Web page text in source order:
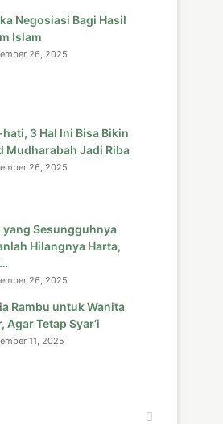
Negosiasi Bagi Hasil
Islam
26, 2025
3 Hal Ini Bisa Bikin
Mudharabah Jadi Riba
26, 2025
yang Sesungguhnya
Hilangnya Harta,
26, 2025
Rambu untuk Wanita
Agar Tetap Syar’i
11, 2025